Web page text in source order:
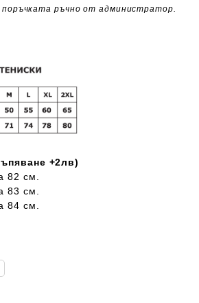
ръчно от администратор.
+2лв)
82 см.
83 см.
84 см.